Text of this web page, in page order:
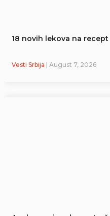
18 novih lekova na recept
Vesti Srbija | August 7, 2026